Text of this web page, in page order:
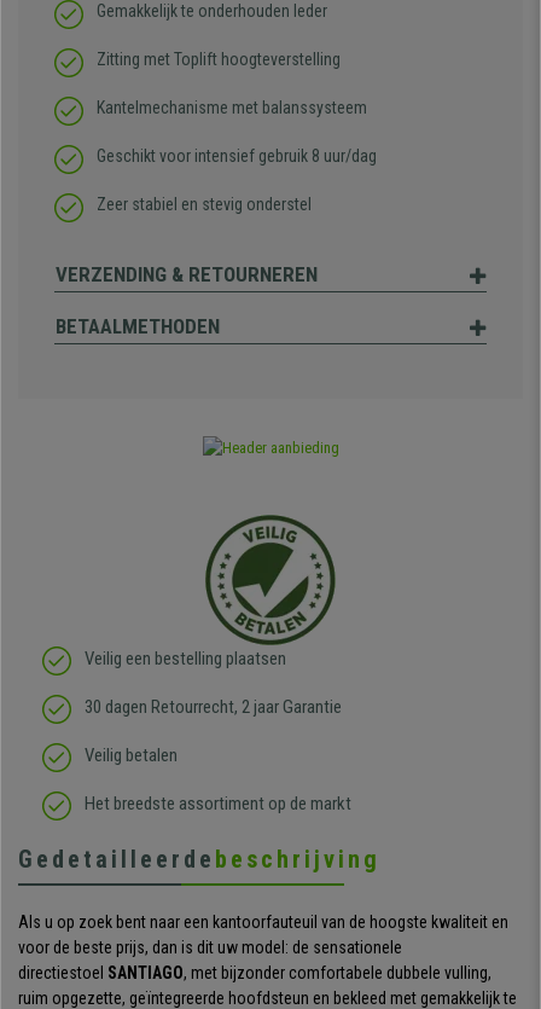
Gemakkelijk te onderhouden leder
Zitting met Toplift hoogteverstelling
Kantelmechanisme met balanssysteem
Geschikt voor intensief gebruik 8 uur/dag
Zeer stabiel en stevig onderstel
VERZENDING & RETOURNEREN
BETAALMETHODEN
Veilig een bestelling plaatsen
30 dagen Retourrecht, 2 jaar Garantie
Veilig betalen
Het breedste assortiment op de markt
Gedetailleerde beschrijving
Als u op zoek bent naar een kantoorfauteuil van de hoogste kwaliteit en
voor de beste prijs, dan is dit uw model: de sensationele
directiestoel SANTIAGO, met bijzonder comfortabele dubbele vulling,
ruim opgezette, geïntegreerde hoofdsteun en bekleed met gemakkelijk te